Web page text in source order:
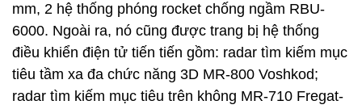
mm, 2 hệ thống phóng rocket chống ngầm RBU-
6000. Ngoài ra, nó cũng được trang bị hệ thống
điều khiển điện tử tiến tiến gồm: radar tìm kiếm mục
tiêu tầm xa đa chức năng 3D MR-800 Voshkod;
radar tìm kiếm mục tiêu trên không MR-710 Fregat-